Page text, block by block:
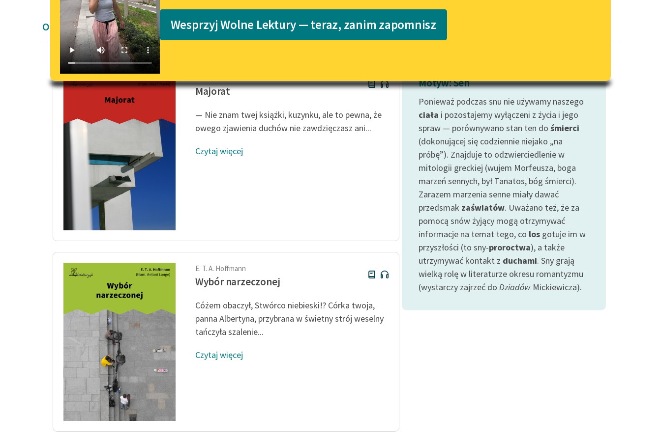
Lektury szkolne i klasyka
literatury do słuchania dla
E-kolekcja lektur szkolnych i
literatury do słuchania dla
niepełnosprawnościami
Feministyczne inspiracje.
Popularyzacja skandynawskiej
Katalog
Katalog w formacie PDF
wrażliwych
Deklaracja dostępności
Wesprzyj Wolne Lektury — teraz, zanim zapomnisz
Opowiadanie E. T. A. Hoffmanna
Majorat
— Nie znam twej książki, kuzynku, ale to pewna, że
owego zjawienia duchów nie zawdzięczasz ani...
Czytaj więcej
E. T. A. Hoffmann
Wybór narzeczonej
Cóżem obaczył, Stwórco niebieski!? Córka twoja,
panna Albertyna, przybrana w świetny strój weselny
tańczyła szalenie...
Czytaj więcej
Motyw: Sen
Ponieważ podczas snu nie używamy naszego
ciała i pozostajemy wyłączeni z życia i jego
spraw — porównywano stan ten do śmierci
(dokonującej się codziennie niejako „na
próbę”). Znajduje to odzwierciedlenie w
mitologii greckiej (wujem Morfeusza, boga
marzeń sennych, był Tanatos, bóg śmierci).
Zarazem marzenia senne miały dawać
przedsmak zaświatów. Uważano też, że za
pomocą snów żyjący mogą otrzymywać
informacje na temat tego, co los gotuje im w
przyszłości (to sny-proroctwa), a także
utrzymywać kontakt z duchami. Sny grają
wielką rolę w literaturze okresu romantyzmu
(wystarczy zajrzeć do Dziadów Mickiewicza).